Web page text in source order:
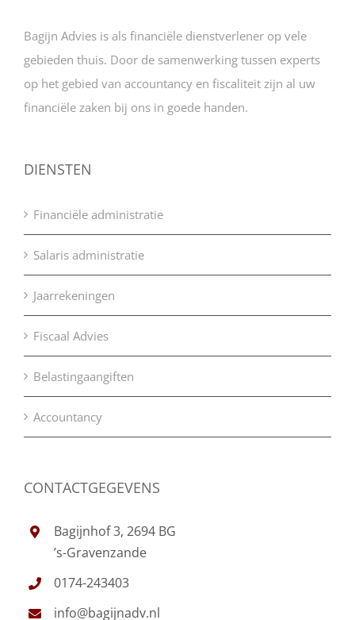
Bagijn Advies is als financiële dienstverlener op vele
gebieden thuis. Door de samenwerking tussen experts
op het gebied van accountancy en fiscaliteit zijn al uw
financiële zaken bij ons in goede handen.
DIENSTEN
Financiële administratie
Salaris administratie
Jaarrekeningen
Fiscaal Advies
Belastingaangiften
Accountancy
CONTACTGEGEVENS
Bagijnhof 3, 2694 BG
’s-Gravenzande
0174-243403
info@bagijnadv.nl